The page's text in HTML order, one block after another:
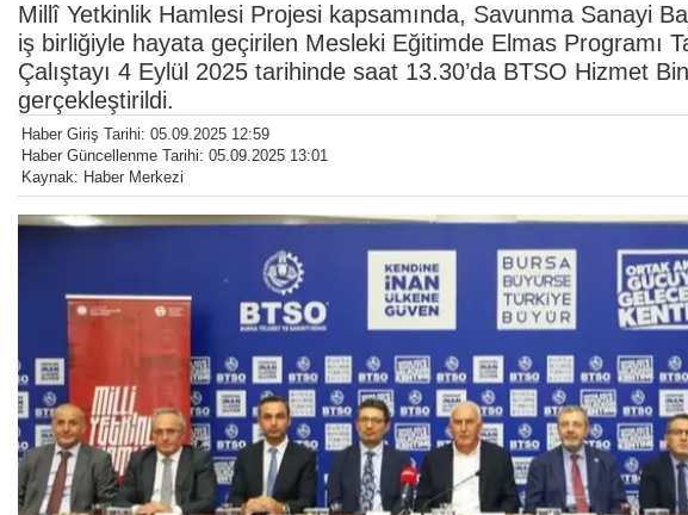
Millî Yetkinlik Hamlesi Projesi kapsamında, Savunma Sanayi
iş birliğiyle hayata geçirilen Mesleki Eğitimde Elmas Programı
Çalıştayı 4 Eylül 2025 tarihinde saat 13.30’da BTSO Hizmet
gerçekleştirildi.
Haber Giriş Tarihi: 05.09.2025 12:59
Haber Güncellenme Tarihi: 05.09.2025 13:01
Kaynak: Haber Merkezi